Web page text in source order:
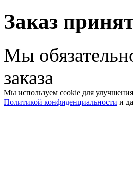
Заказ
Мы
заказа
Мы используем cookie для
Политикой конфиденциальности и